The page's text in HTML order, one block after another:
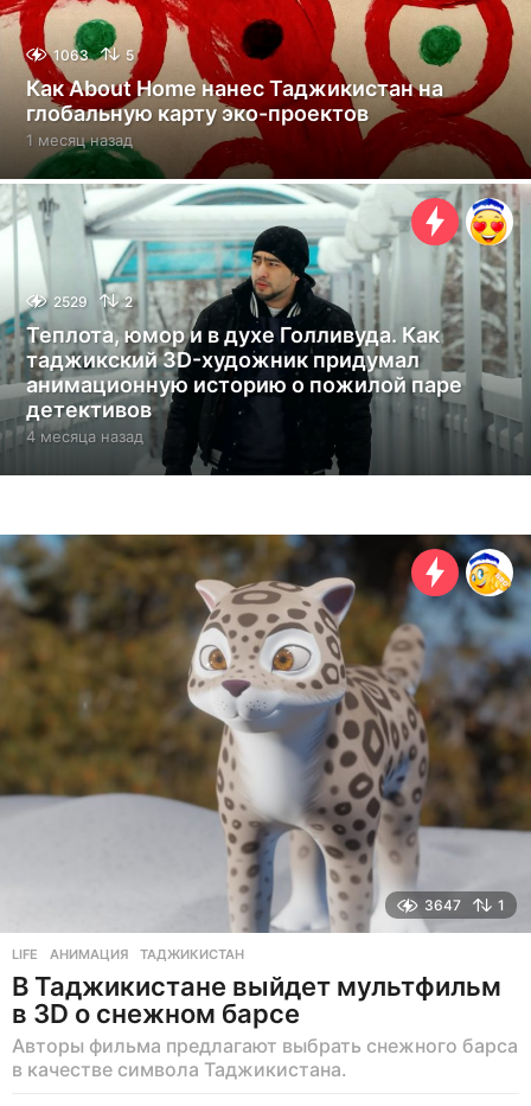
1063 5
Как About Home нанес Таджикистан на
глобальную карту эко-проектов
1 месяц назад
м
е
с
я
ц
н
а
з
а
д
2529 2
Теплота, юмор и в духе Голливуда. Как
таджикский 3D-художник придумал
анимационную историю о пожилой паре
детективов
4 месяца назад
м
е
а
н
з
3647 1
LIFE АНИМАЦИЯ ,ТАДЖИКИСТАН
В Таджикистане выйдет мультфильм
в 3D о снежном барсе
Авторы фильма предлагают выбрать снежного барса
в качестве символа Таджикистана.